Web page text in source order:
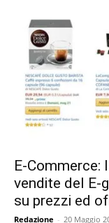
E-Commerce:
vendite del E-
su prezzi ed
Redazione - 20 Maggio